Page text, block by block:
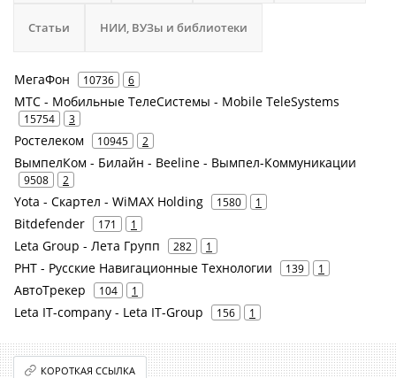
Статьи НИИ, ВУЗы и библиотеки
МегаФон 10736 6
МТС - Мобильные ТелеСистемы - Mobile TeleSystems
15754 3
Ростелеком 10945 2
ВымпелКом - Билайн - Beeline - Вымпел-Коммуникации
9508 2
Yota - Скартел - WiMAX Holding 1580 1
Bitdefender 171 1
Leta Group - Лета Групп 282 1
РНТ - Русские Навигационные Технологии 139 1
АвтоТрекер 104 1
Leta IT-company - Leta IT-Group 156 1
КОРОТКАЯ ССЫЛКА